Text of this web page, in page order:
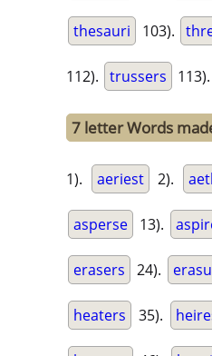
thesauri 103).
112). trussers 113).
7 letter Words
1). aeriest 2).
asperse 13).
erasers 24).
heaters 35).